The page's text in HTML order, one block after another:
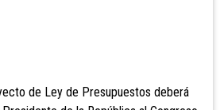
de Ley de Presupuestos deberá